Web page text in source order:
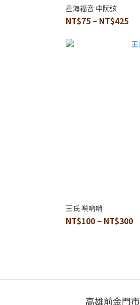
星海福音 中阮弦
NT$75 ~ NT$425
王氏 嗩吶哨
NT$100 ~ NT$300
高雄前金門市